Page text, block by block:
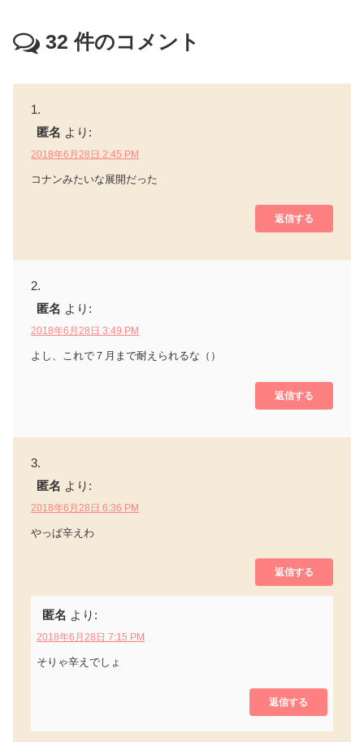
32 件のコメント
匿名 より:
2018年6月28日 2:45 PM
コナンみたいな展開だった
返信する
匿名 より:
2018年6月28日 3:49 PM
よし、これで７月まで耐えられるな（）
返信する
匿名 より:
2018年6月28日 6:36 PM
やっぱ辛えわ
返信する
匿名 より:
2018年6月28日 7:15 PM
そりゃ辛えでしょ
返信する